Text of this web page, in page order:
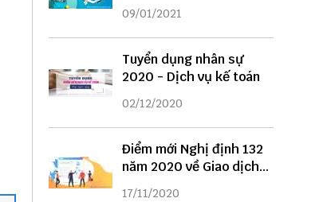
09/01/2021
Tuyển dụng nhân sự
2020 - Dịch vụ kế toán
02/12/2020
Điểm mới Nghị định 132
năm 2020 về Giao dịch
liên kết
17/11/2020